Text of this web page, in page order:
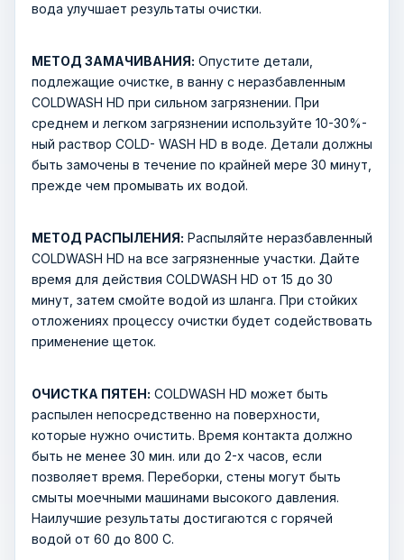
вода улучшает результаты очистки.
МЕТОД ЗАМАЧИВАНИЯ: Опустите детали,
подлежащие очистке, в ванну с неразбавленным
COLDWASH HD при сильном загрязнении. При
среднем и легком загрязнении используйте 10-30%-
ный раствор COLD- WASH HD в воде. Детали должны
быть замочены в течение по крайней мере 30 минут,
прежде чем промывать их водой.
МЕТОД РАСПЫЛЕНИЯ: Распыляйте неразбавленный
COLDWASH HD на все загрязненные участки. Дайте
время для действия COLDWASH HD от 15 до 30
минут, затем смойте водой из шланга. При стойких
отложениях процессу очистки будет содействовать
применение щеток.
ОЧИСТКА ПЯТЕН: COLDWASH HD может быть
распылен непосредственно на поверхности,
которые нужно очистить. Время контакта должно
быть не менее 30 мин. или до 2-х часов, если
позволяет время. Переборки, стены могут быть
смыты моечными машинами высокого давления.
Наилучшие результаты достигаются с горячей
водой от 60 до 800 С.